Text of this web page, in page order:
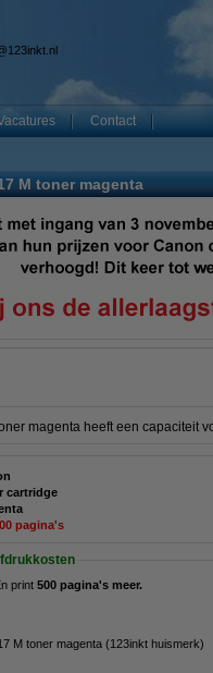
Contact
M toner magenta
magenta heeft een capaciteit
cartridge
pagina's
print 500 pagina's meer.
M toner magenta (123inkt huismerk)